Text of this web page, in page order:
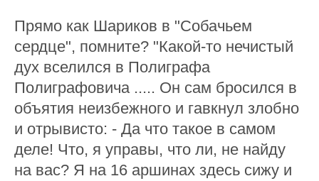
Прямо как Шариков в "Собачьем
сердце", помните? "Какой-то нечистый
дух вселился в Полиграфа
Полиграфовича ..... Он сам бросился в
объятия неизбежного и гавкнул злобно
и отрывисто: - Да что такое в самом
деле! Что, я управы, что ли, не найду
на вас? Я на 16 аршинах здесь сижу и